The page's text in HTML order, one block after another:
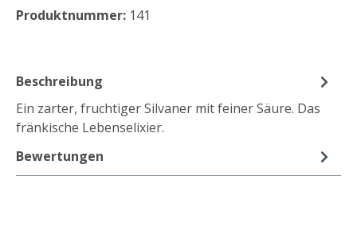
Produktnummer: 141
Beschreibung
Ein zarter, fruchtiger Silvaner mit feiner Säure. Das
fränkische Lebenselixier.
Bewertungen